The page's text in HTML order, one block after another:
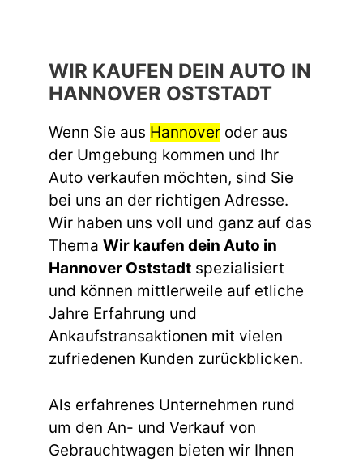
WIR KAUFEN DEIN AUTO IN
HANNOVER OSTSTADT
Wenn Sie aus Hannover oder aus
der Umgebung kommen und Ihr
Auto verkaufen möchten, sind Sie
bei uns an der richtigen Adresse.
Wir haben uns voll und ganz auf das
Thema Wir kaufen dein Auto in
Hannover Oststadt spezialisiert
und können mittlerweile auf etliche
Jahre Erfahrung und
Ankaufstransaktionen mit vielen
zufriedenen Kunden zurückblicken.
Als erfahrenes Unternehmen rund
um den An- und Verkauf von
Gebrauchtwagen bieten wir Ihnen